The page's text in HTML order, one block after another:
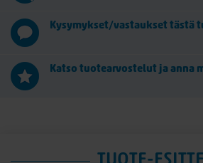
Kysymykset/vastaukset tästä
Katso tuotearvostelut ja anna